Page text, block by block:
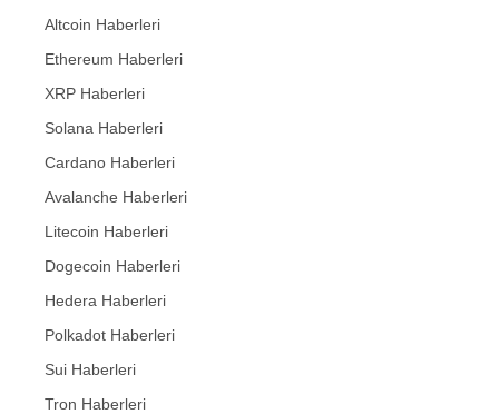
Altcoin Haberleri
Ethereum Haberleri
XRP Haberleri
Solana Haberleri
Cardano Haberleri
Avalanche Haberleri
Litecoin Haberleri
Dogecoin Haberleri
Hedera Haberleri
Polkadot Haberleri
Sui Haberleri
Tron Haberleri